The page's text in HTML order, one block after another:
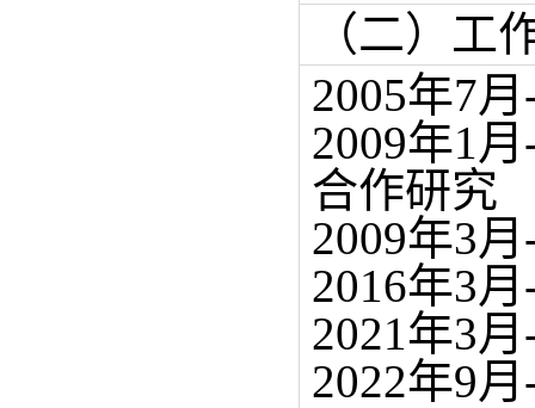
（二）工
2005年7
2009年1
合作研究
2009年3
2016年3
2021年3
2022年9月